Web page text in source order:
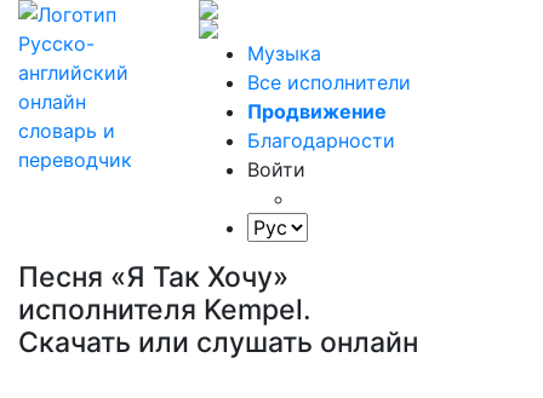
Музыка
Все исполнители
Продвижение
Благодарности
Войти
Песня «Я Так Хочу»
исполнителя Kempel.
Скачать или слушать онлайн